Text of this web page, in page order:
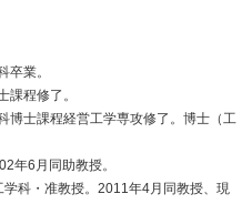
卒業。
課程修了。
博士課程経営工学専攻修了。博士（工
年6月同助教授。
科・准教授。2011年4月同教授、現